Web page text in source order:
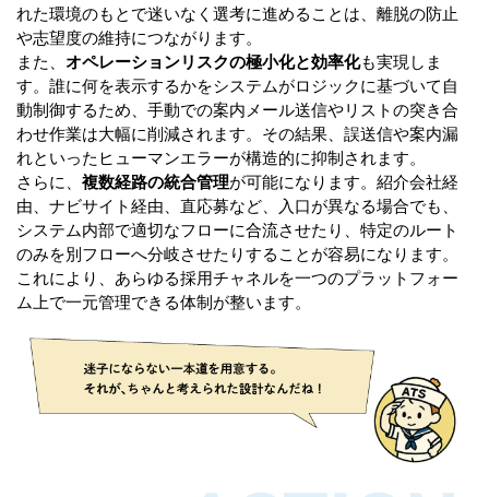
れた環境のもとで迷いなく選考に進めることは、離脱の防止
や志望度の維持につながります。
また、 オペレーションリスクの極小化と効率化も実現しま
す。誰に何を表示するかをシステムがロジックに基づいて自
動制御するため、手動での案内メール送信やリストの突き合
わせ作業は大幅に削減されます。その結果、誤送信や案内漏
れといったヒューマンエラーが構造的に抑制されます。
さらに、 複数経路の統合管理が可能になります。紹介会社経
由、ナビサイト経由、直応募など、入口が異なる場合でも、
システム内部で適切なフローに合流させたり、特定のルート
のみを別フローへ分岐させたりすることが容易になります。
これにより、あらゆる採用チャネルを一つのプラットフォー
ム上で一元管理できる体制が整います。